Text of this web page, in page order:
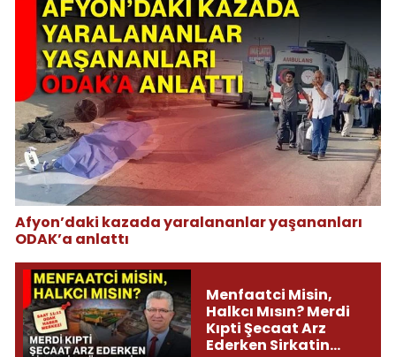
Afyon’daki kazada yaralananlar yaşananları
ODAK’a anlattı
Menfaatci Misin,
Halkcı Mısın? Merdi
Kıpti Şecaat Arz
Ederken Sirkatin